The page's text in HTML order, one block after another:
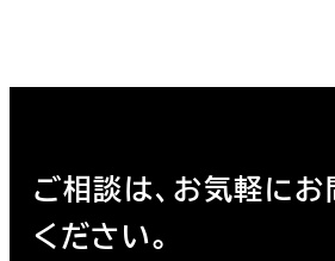
ご相談は、お気軽に
ください。